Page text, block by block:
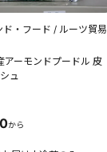
ド・フード / ルーツ貿易
アーモンドプードル 皮
ュ
から